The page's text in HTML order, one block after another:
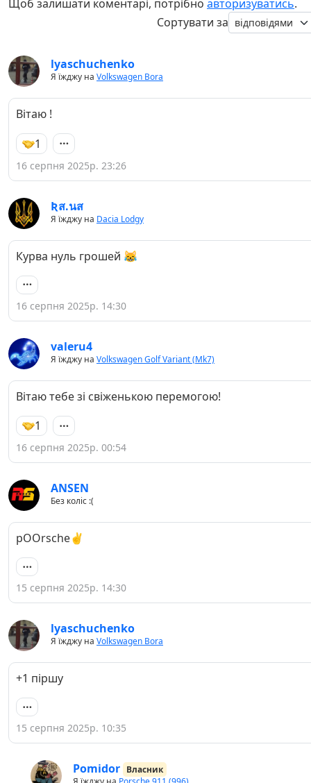
Щоб залишати коментарі, потрібно авторизуватись.
Сортувати за
lyaschuchenko
Я їжджу на Volkswagen Bora
Вітаю !
1
16 серпня 2025р. 23:26
Ʀส.นส
Я їжджу на Dacia Lodgy
Курва нуль грошей 😹
16 серпня 2025р. 14:30
valeru4
Я їжджу на Volkswagen Golf Variant (Mk7)
Вітаю тебе зі свіженькою перемогою!
1
16 серпня 2025р. 00:54
ANSEN
Без коліс :(
pOOrsche✌️
15 серпня 2025р. 14:30
lyaschuchenko
Я їжджу на Volkswagen Bora
+1 піршу
15 серпня 2025р. 10:35
Pomidor Власник